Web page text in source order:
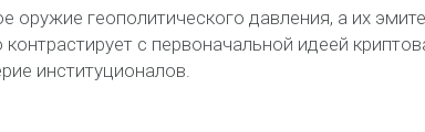
геополитического давления, а их
с первоначальной идеей
институционалов.